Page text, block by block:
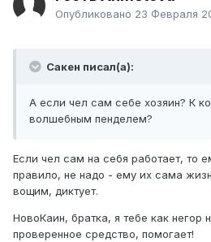
Опубликовано 23 Февраля
Сакен писал(а):
А если чел сам себе хозяин? К
волшебным пенделем?
Если чел сам на себя работает, то
правило, не надо - ему их сама
вощим, диктует.
НовоКаин, братка, я тебе как негор
проверенное средство, помогает!